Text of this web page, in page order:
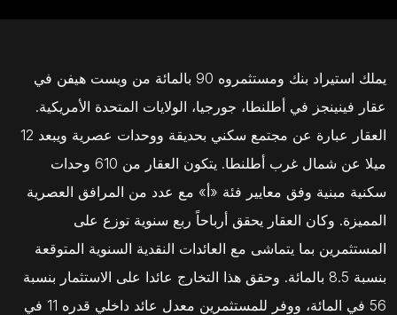
يملك استيراد بنك ومستثمروه 90 بالمائة من ويست هيفن في
عقار فينينجز في أطلنطا، جورجيا، الولايات المتحدة الأمريكية.
العقار عبارة عن مجتمع سكني بحديقة ووحدات عصرية ويبعد 12
ميلا عن شمال غرب أطلنطا. يتكون العقار من 610 وحدات
سكنية مبنية وفق معايير فئة «أ» مع عدد من المرافق العصرية
المميزة. وكان العقار يحقق أرباحاً ربع سنوية توزع على
المستثمرين بما يتماشى مع العائدات النقدية السنوية المتوقعة
بنسبة 8.5 بالمائة. وحقق هذا التخارج عائدا على الاستثمار بنسبة
56 في المائة، ووفر للمستثمرين معدل عائد داخلي قدره 11 في